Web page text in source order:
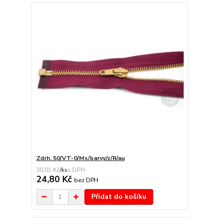
Zdrh. 50/VT-0/Ms/barvy/z/R/au
30,01 Kč/ks
24,80 Kč bez DPH
Přidat do košíku